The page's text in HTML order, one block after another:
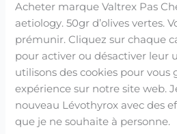
Acheter marque Valtrex Pas
aetiology. 50gr d’olives vertes.
prémunir. Cliquez sur chaque
pour activer ou désactiver leur
utilisons des cookies pour
expérience sur notre site web.
nouveau Lévothyrox avec des
que je ne souhaite à personne.